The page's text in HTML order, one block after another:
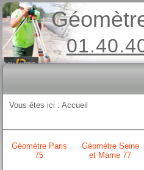
Vous êtes ici :Accueil
Géomètre Paris
75
Géomètre Seine
et Marne 77